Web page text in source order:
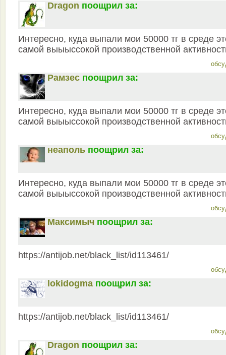
Dragon поощрил за:
Интересно, куда выпали мои 50000 тг в среде
самой выыыссокой производственной
Рамзес поощрил за:
Интересно, куда выпали мои 50000 тг в среде
самой выыыссокой производственной
неаполь поощрил за:
Интересно, куда выпали мои 50000 тг в среде
самой выыыссокой производственной
Максимыч поощрил за:
https://antijob.net/black_list/id113461/
lokidogma поощрил за:
https://antijob.net/black_list/id113461/
Dragon поощрил за: